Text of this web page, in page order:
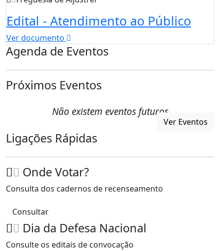
Edital - Atendimento ao Público
Ver documento
Agenda de Eventos
Próximos Eventos
Não existem eventos futuros
Ver Eventos
Ligações Rápidas
Onde Votar?
Consulta dos cadernos de recenseamento
Consultar
Dia da Defesa Nacional
Consulte os editais de convocação